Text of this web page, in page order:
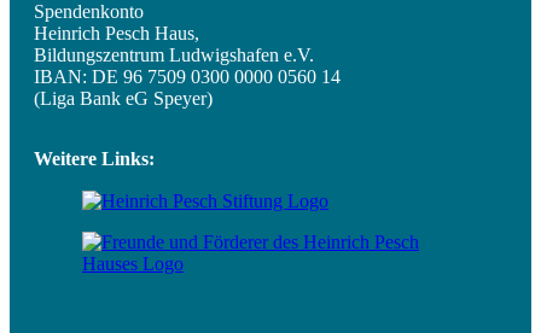
Spendenkonto
Heinrich Pesch Haus,
Bildungszentrum Ludwigshafen e.V.
IBAN: DE 96 7509 0300 0000 0560 14
(Liga Bank eG Speyer)
Weitere Links: